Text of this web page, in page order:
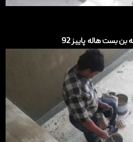
بست هاله پاییز 92